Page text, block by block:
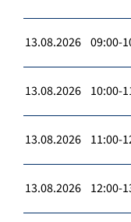
13.08.2026 09:00-
13.08.2026 10:00-
13.08.2026 11:00-
13.08.2026 12:00-